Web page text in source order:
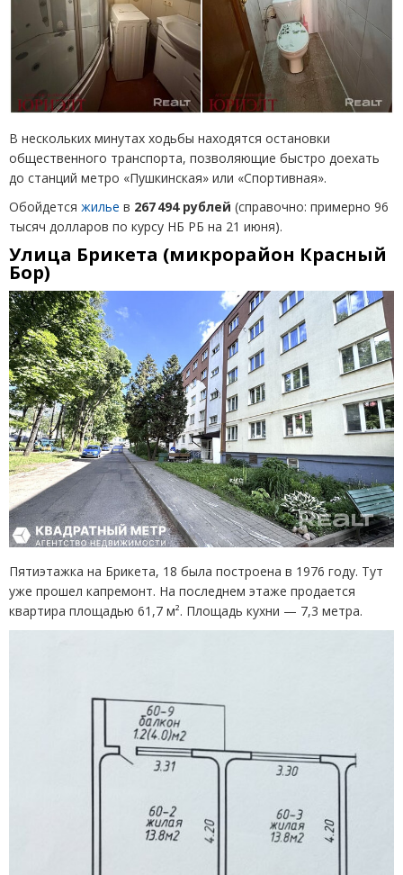
В нескольких минутах ходьбы находятся остановки
общественного транспорта, позволяющие быстро доехать
до станций метро «Пушкинская» или «Спортивная».
Обойдется жилье в 267 494 рублей (справочно: примерно 96
тысяч долларов по курсу НБ РБ на 21 июня).
Улица Брикета (микрорайон Красный
Бор)
Пятиэтажка на Брикета, 18 была построена в 1976 году. Тут
уже прошел капремонт. На последнем этаже продается
квартира площадью 61,7 м². Площадь кухни — 7,3 метра.